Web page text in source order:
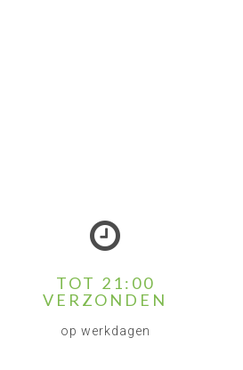
TOT 21:00
VERZONDEN
op werkdagen